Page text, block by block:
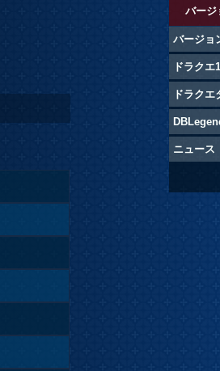
バージ
バージョ
ドラクエ
ドラクエ
ニュース